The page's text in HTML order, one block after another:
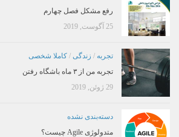
رفع مشکل فصل چهارم
25 آگوست, 2019
تجربه / زندگی / کاملا شخصی
تجربه من از ۳ ماه باشگاه رفتن
29 ژوئن, 2019
دسته‌بندی نشده
متدولوژی Agile چیست؟